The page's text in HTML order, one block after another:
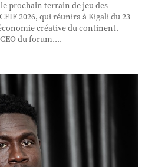
prochain terrain de jeu des
2026, qui réunira à Kigali du 23
créative du continent.
du forum....